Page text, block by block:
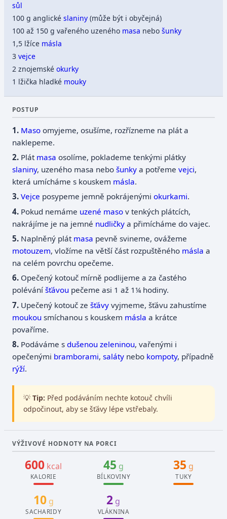
sůl
100 g anglickéslaniny (může být i obyčejná)
100 až 150 g vařeného uzeného masa nebošunky
1,5 lžíce másla
3vejce
2 znojemskéokurky
1 lžička hladké mouky
POSTUP
Maso omyjeme, osušíme, rozřízneme na plát a
naklepeme.
Plát masa osolíme, poklademe tenkými plátky
slaniny, uzeného masa nebošunky a potřemevejci,
která umícháme s kouskem másla.
Vejce posypeme jemně pokrájenýmiokurkami.
Pokud nemáme uzené maso v tenkých plátcích,
nakrájíme je na jemné nudličky a přimícháme do vajec.
Naplněný plát masa pevně svineme, ovážeme
motouzem, vložíme na větší část rozpuštěného másla a
na celém povrchu opečeme.
Opečený kotouč mírně podlijeme a za častého
poléváníšťávou pečeme asi 1 až 1¼ hodiny.
Upečený kotouč zešťávy vyjmeme, šťávu zahustíme
moukou smíchanou s kouskem másla a krátce
povaříme.
Podáváme sdušenou zeleninou, vařenými i
opečenými bramborami,saláty nebo kompoty, případně
rýží.
💡 Tip: Před podáváním nechte kotouč chvíli
odpočinout, aby se šťávy lépe vstřebaly.
VÝŽIVOVÉ HODNOTY NA PORCI
600 kcal
KALORIE
45 g
BÍLKOVINY
35 g
TUKY
10g
SACHARIDY
2 g
VLÁKNINA